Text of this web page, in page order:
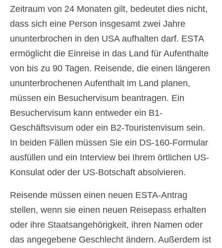
Zeitraum von 24 Monaten gilt, bedeutet dies nicht,
dass sich eine Person insgesamt zwei Jahre
ununterbrochen in den USA aufhalten darf. ESTA
ermöglicht die Einreise in das Land für Aufenthalte
von bis zu 90 Tagen. Reisende, die einen längeren
ununterbrochenen Aufenthalt im Land planen,
müssen ein Besuchervisum beantragen. Ein
Besuchervisum kann entweder ein B1-
Geschäftsvisum oder ein B2-Touristenvisum sein.
In beiden Fällen müssen Sie ein DS-160-Formular
ausfüllen und ein Interview bei Ihrem örtlichen US-
Konsulat oder der US-Botschaft absolvieren.
Reisende müssen einen neuen ESTA-Antrag
stellen, wenn sie einen neuen Reisepass erhalten
oder ihre Staatsangehörigkeit, ihren Namen oder
das angegebene Geschlecht ändern. Außerdem ist